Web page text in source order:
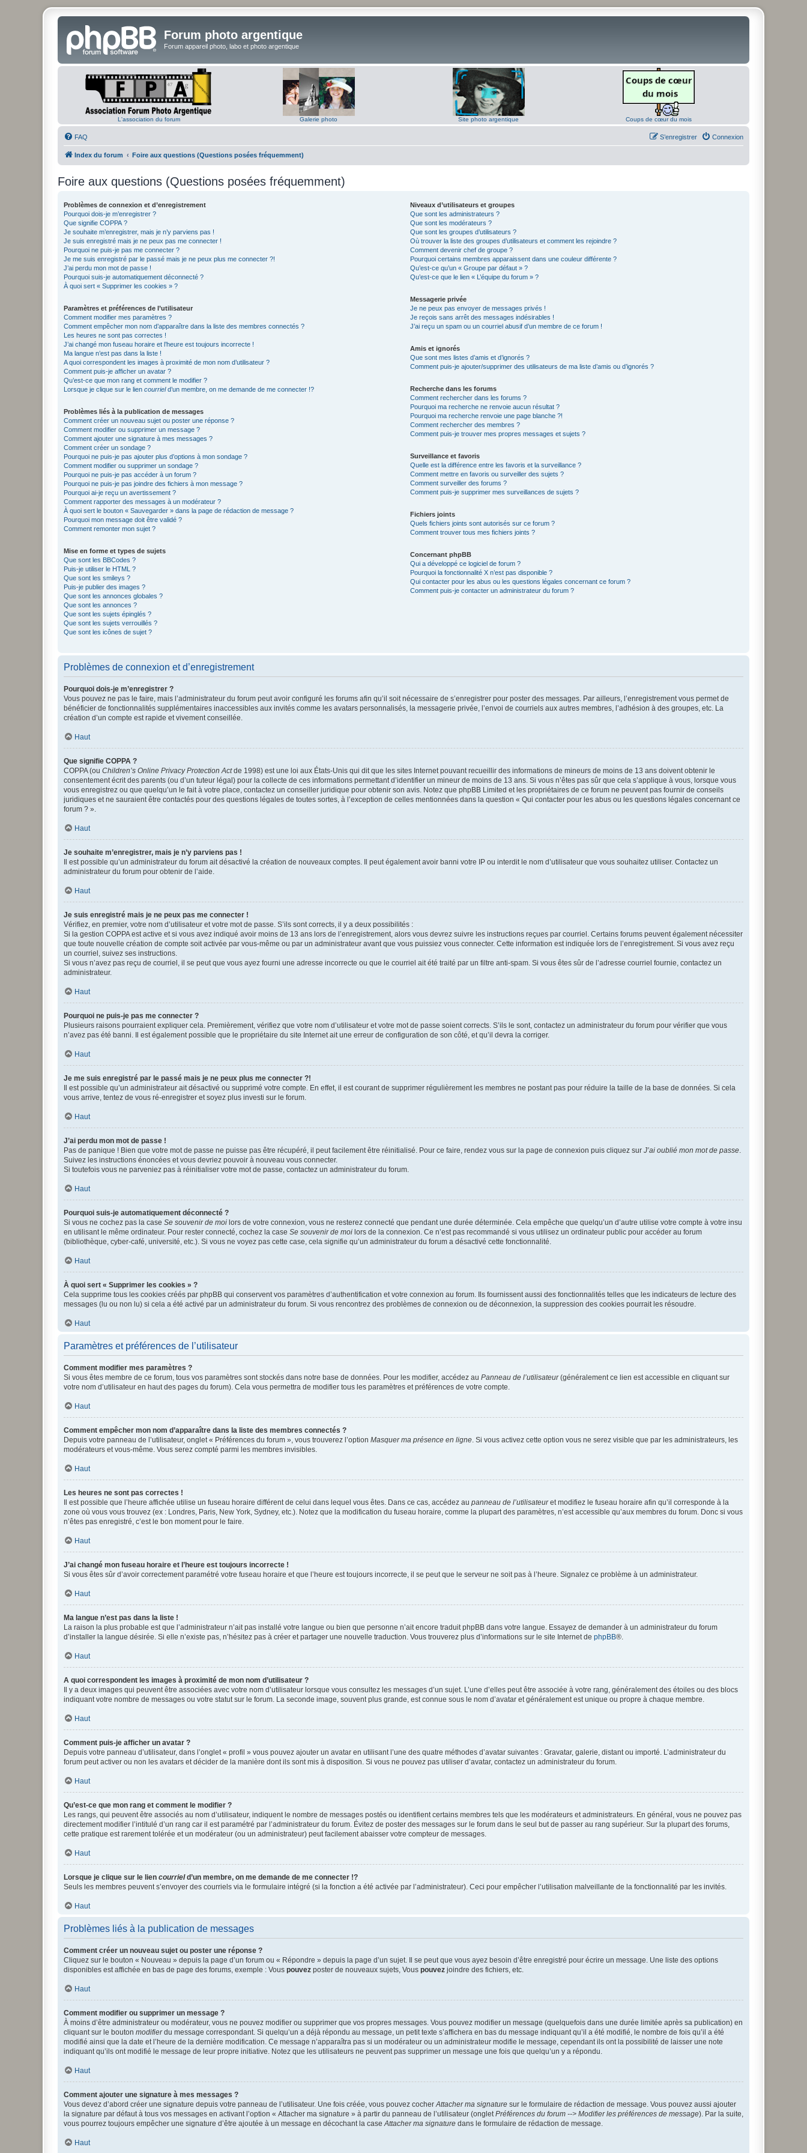
Forum photo argentique
Forum appareil photo, labo et photo argentique
L'association du forum Galerie photo Site photo argentique Coups de cœur du mois
FAQ Connexion
S’enregistrer
Index du forum Foire aux questions (Questions posées fréquemment)
Foire aux questions (Questions posées fréquemment)
Problèmes de connexion et d’enregistrement
Pourquoi dois-je m’enregistrer ?
Que signifie COPPA ?
Je souhaite m’enregistrer, mais je n’y parviens pas !
Je suis enregistré mais je ne peux pas me connecter !
Pourquoi ne puis-je pas me connecter ?
Je me suis enregistré par le passé mais je ne peux plus me connecter ?!
J’ai perdu mon mot de passe !
Pourquoi suis-je automatiquement déconnecté ?
À quoi sert « Supprimer les cookies » ?
Paramètres et préférences de l’utilisateur
Comment modifier mes paramètres ?
Comment empêcher mon nom d’apparaître dans la liste des membres connectés ?
Les heures ne sont pas correctes !
J’ai changé mon fuseau horaire et l’heure est toujours incorrecte !
Ma langue n’est pas dans la liste !
A quoi correspondent les images à proximité de mon nom d’utilisateur ?
Comment puis-je afficher un avatar ?
Qu’est-ce que mon rang et comment le modifier ?
Lorsque je clique sur le lien courrield’un membre, on me demande de me connecter !?
Problèmes liés à la publication de messages
Comment créer un nouveau sujet ou poster une réponse ?
Comment modifier ou supprimer un message ?
Comment ajouter une signature à mes messages ?
Comment créer un sondage ?
Pourquoi ne puis-je pas ajouter plus d’options à mon sondage ?
Comment modifier ou supprimer un sondage ?
Pourquoi ne puis-je pas accéder à un forum ?
Pourquoi ne puis-je pas joindre des fichiers à mon message ?
Pourquoi ai-je reçu un avertissement ?
Comment rapporter des messages à un modérateur ?
À quoi sert le bouton « Sauvegarder » dans la page de rédaction de message ?
Pourquoi mon message doit être validé ?
Comment remonter mon sujet ?
Mise en forme et types de sujets
Que sont les BBCodes ?
Puis-je utiliser le HTML ?
Que sont les smileys ?
Puis-je publier des images ?
Que sont les annonces globales ?
Que sont les annonces ?
Que sont les sujets épinglés ?
Que sont les sujets verrouillés ?
Que sont les icônes de sujet ?
Niveaux d’utilisateurs et groupes
Que sont les administrateurs ?
Que sont les modérateurs ?
Que sont les groupes d’utilisateurs ?
Où trouver la liste des groupes d’utilisateurs et comment les rejoindre ?
Comment devenir chef de groupe ?
Pourquoi certains membres apparaissent dans une couleur différente ?
Qu’est-ce qu’un « Groupe par défaut » ?
Qu’est-ce que le lien « L’équipe du forum » ?
Messagerie privée
Je ne peux pas envoyer de messages privés !
Je reçois sans arrêt des messages indésirables !
J’ai reçu un spam ou un courriel abusif d’un membre de ce forum !
Amis et ignorés
Que sont mes listes d’amis et d’ignorés ?
Comment puis-je ajouter/supprimer des utilisateurs de ma liste d’amis ou d’ignorés ?
Recherche dans les forums
Comment rechercher dans les forums ?
Pourquoi ma recherche ne renvoie aucun résultat ?
Pourquoi ma recherche renvoie une page blanche ?!
Comment rechercher des membres ?
Comment puis-je trouver mes propres messages et sujets ?
Surveillance et favoris
Quelle est la différence entre les favoris et la surveillance ?
Comment mettre en favoris ou surveiller des sujets ?
Comment surveiller des forums ?
Comment puis-je supprimer mes surveillances de sujets ?
Fichiers joints
Quels fichiers joints sont autorisés sur ce forum ?
Comment trouver tous mes fichiers joints ?
Concernant phpBB
Qui a développé ce logiciel de forum ?
Pourquoi la fonctionnalité X n’est pas disponible ?
Qui contacter pour les abus ou les questions légales concernant ce forum ?
Comment puis-je contacter un administrateur du forum ?
Problèmes de connexion et d’enregistrement
Pourquoi dois-je m’enregistrer ?
Vous pouvez ne pas le faire, mais l’administrateur du forum peut avoir configuré les forums afin qu’il soit nécessaire de s’enregistrer pour poster des messages. Par ailleurs, l’enregistrement vous permet de
bénéficier de fonctionnalités supplémentaires inaccessibles aux invités comme les avatars personnalisés, la messagerie privée, l’envoi de courriels aux autres membres, l’adhésion à des groupes, etc. La
création d’un compte est rapide et vivement conseillée.
Haut
Que signifie COPPA ?
COPPA (ou Children’s Online Privacy Protection Actde 1998) est une loi aux États-Unis qui dit que les sites Internet pouvant recueillir des informations de mineurs de moins de 13 ans doivent obtenir le
consentement écrit des parents (ou d’un tuteur légal) pour la collecte de ces informations permettant d’identifier un mineur de moins de 13 ans. Si vous n’êtes pas sûr que cela s’applique à vous, lorsque vous
vous enregistrez ou que quelqu’un le fait à votre place, contactez un conseiller juridique pour obtenir son avis. Notez que phpBB Limited et les propriétaires de ce forum ne peuvent pas fournir de conseils
juridiques et ne sauraient être contactés pour des questions légales de toutes sortes, à l’exception de celles mentionnées dans la question « Qui contacter pour les abus ou les questions légales concernant ce
forum ? ».
Haut
Je souhaite m’enregistrer, mais je n’y parviens pas !
Il est possible qu’un administrateur du forum ait désactivé la création de nouveaux comptes. Il peut également avoir banni votre IP ou interdit le nom d’utilisateur que vous souhaitez utiliser. Contactez un
administrateur du forum pour obtenir de l’aide.
Haut
Je suis enregistré mais je ne peux pas me connecter !
Vérifiez, en premier, votre nom d’utilisateur et votre mot de passe. S’ils sont corrects, il y a deux possibilités :
Si la gestion COPPA est active et si vous avez indiqué avoir moins de 13 ans lors de l’enregistrement, alors vous devrez suivre les instructions reçues par courriel. Certains forums peuvent également nécessiter
que toute nouvelle création de compte soit activée par vous-même ou par un administrateur avant que vous puissiez vous connecter. Cette information est indiquée lors de l’enregistrement. Si vous avez reçu
un courriel, suivez ses instructions.
Si vous n’avez pas reçu de courriel, il se peut que vous ayez fourni une adresse incorrecte ou que le courriel ait été traité par un filtre anti-spam. Si vous êtes sûr de l’adresse courriel fournie, contactez un
administrateur.
Haut
Pourquoi ne puis-je pas me connecter ?
Plusieurs raisons pourraient expliquer cela. Premièrement, vérifiez que votre nom d’utilisateur et votre mot de passe soient corrects. S’ils le sont, contactez un administrateur du forum pour vérifier que vous
n’avez pas été banni. Il est également possible que le propriétaire du site Internet ait une erreur de configuration de son côté, et qu’il devra la corriger.
Haut
Je me suis enregistré par le passé mais je ne peux plus me connecter ?!
Il est possible qu’un administrateur ait désactivé ou supprimé votre compte. En effet, il est courant de supprimer régulièrement les membres ne postant pas pour réduire la taille de la base de données. Si cela
vous arrive, tentez de vous ré-enregistrer et soyez plus investi sur le forum.
Haut
J’ai perdu mon mot de passe !
Pas de panique ! Bien que votre mot de passe ne puisse pas être récupéré, il peut facilement être réinitialisé. Pour ce faire, rendez vous sur la page de connexion puis cliquez sur J’ai oublié mon mot de passe
Suivez les instructions énoncées et vous devriez pouvoir à nouveau vous connecter.
Si toutefois vous ne parveniez pas à réinitialiser votre mot de passe, contactez un administrateur du forum.
Haut
Pourquoi suis-je automatiquement déconnecté ?
Si vous ne cochez pas la case Se souvenir de moi lors de votre connexion, vous ne resterez connecté que pendant une durée déterminée. Cela empêche que quelqu’un d’autre utilise votre compte à votre insu
en utilisant le même ordinateur. Pour rester connecté, cochez la case Se souvenir de moi lors de la connexion. Ce n’est pas recommandé si vous utilisez un ordinateur public pour accéder au forum
(bibliothèque, cyber-café, université, etc.). Si vous ne voyez pas cette case, cela signifie qu’un administrateur du forum a désactivé cette fonctionnalité.
Haut
À quoi sert « Supprimer les cookies » ?
Cela supprime tous les cookies créés par phpBB qui conservent vos paramètres d’authentification et votre connexion au forum. Ils fournissent aussi des fonctionnalités telles que les indicateurs de lecture des
messages (lu ou non lu) si cela a été activé par un administrateur du forum. Si vous rencontrez des problèmes de connexion ou de déconnexion, la suppression des cookies pourrait les résoudre.
Haut
Paramètres et préférences de l’utilisateur
Comment modifier mes paramètres ?
Si vous êtes membre de ce forum, tous vos paramètres sont stockés dans notre base de données. Pour les modifier, accédez au Panneau de l’utilisateur(généralement ce lien est accessible en cliquant sur
votre nom d’utilisateur en haut des pages du forum). Cela vous permettra de modifier tous les paramètres et préférences de votre compte.
Haut
Comment empêcher mon nom d’apparaître dans la liste des membres connectés ?
Depuis votre panneau de l’utilisateur, onglet « Préférences du forum », vous trouverez l’option Masquer ma présence en ligne . Si vous activez cette option vous ne serez visible que par les administrateurs, les
modérateurs et vous-même. Vous serez compté parmi les membres invisibles.
Haut
Les heures ne sont pas correctes !
Il est possible que l’heure affichée utilise un fuseau horaire différent de celui dans lequel vous êtes. Dans ce cas, accédez au panneau de l’utilisateuret modifiez le fuseau horaire afin qu’il corresponde à la
zone où vous vous trouvez (ex : Londres, Paris, New York, Sydney, etc.). Notez que la modification du fuseau horaire, comme la plupart des paramètres, n’est accessible qu’aux membres du forum. Donc si vous
n’êtes pas enregistré, c’est le bon moment pour le faire.
Haut
J’ai changé mon fuseau horaire et l’heure est toujours incorrecte !
Si vous êtes sûr d’avoir correctement paramétré votre fuseau horaire et que l’heure est toujours incorrecte, il se peut que le serveur ne soit pas à l’heure. Signalez ce problème à un administrateur.
Haut
Ma langue n’est pas dans la liste !
La raison la plus probable est que l’administrateur n’ait pas installé votre langue ou bien que personne n’ait encore traduit phpBB dans votre langue. Essayez de demander à un administrateur du forum
d’installer la langue désirée. Si elle n’existe pas, n’hésitez pas à créer et partager une nouvelle traduction. Vous trouverez plus d’informations sur le site Internet de phpBB®.
Haut
A quoi correspondent les images à proximité de mon nom d’utilisateur ?
Il y a deux images qui peuvent être associées avec votre nom d’utilisateur lorsque vous consultez les messages d’un sujet. L’une d’elles peut être associée à votre rang, généralement des étoiles ou des blocs
indiquant votre nombre de messages ou votre statut sur le forum. La seconde image, souvent plus grande, est connue sous le nom d’avatar et généralement est unique ou propre à chaque membre.
Haut
Comment puis-je afficher un avatar ?
Depuis votre panneau d’utilisateur, dans l’onglet « profil » vous pouvez ajouter un avatar en utilisant l’une des quatre méthodes d’avatar suivantes : Gravatar, galerie, distant ou importé. L’administrateur du
forum peut activer ou non les avatars et décider de la manière dont ils sont mis à disposition. Si vous ne pouvez pas utiliser d’avatar, contactez un administrateur du forum.
Haut
Qu’est-ce que mon rang et comment le modifier ?
Les rangs, qui peuvent être associés au nom d’utilisateur, indiquent le nombre de messages postés ou identifient certains membres tels que les modérateurs et administrateurs. En général, vous ne pouvez pas
directement modifier l’intitulé d’un rang car il est paramétré par l’administrateur du forum. Évitez de poster des messages sur le forum dans le seul but de passer au rang supérieur. Sur la plupart des forums,
cette pratique est rarement tolérée et un modérateur (ou un administrateur) peut facilement abaisser votre compteur de messages.
Haut
Lorsque je clique sur le lien courrield’un membre, on me demande de me connecter !?
Seuls les membres peuvent s’envoyer des courriels via le formulaire intégré (si la fonction a été activée par l’administrateur). Ceci pour empêcher l’utilisation malveillante de la fonctionnalité par les invités.
Haut
Problèmes liés à la publication de messages
Comment créer un nouveau sujet ou poster une réponse ?
Cliquez sur le bouton « Nouveau » depuis la page d’un forum ou « Répondre » depuis la page d’un sujet. Il se peut que vous ayez besoin d’être enregistré pour écrire un message. Une liste des options
disponibles est affichée en bas de page des forums, exemple : Vous pouvez poster de nouveaux sujets, Vous pouvez joindre des fichiers, etc.
Haut
Comment modifier ou supprimer un message ?
À moins d’être administrateur ou modérateur, vous ne pouvez modifier ou supprimer que vos propres messages. Vous pouvez modifier un message (quelquefois dans une durée limitée après sa publication) en
cliquant sur le bouton modifierdu message correspondant. Si quelqu’un a déjà répondu au message, un petit texte s’affichera en bas du message indiquant qu’il a été modifié, le nombre de fois qu’il a été
modifié ainsi que la date et l’heure de la dernière modification. Ce message n’apparaîtra pas si un modérateur ou un administrateur modifie le message, cependant ils ont la possibilité de laisser une note
indiquant qu’ils ont modifié le message de leur propre initiative. Notez que les utilisateurs ne peuvent pas supprimer un message une fois que quelqu’un y a répondu.
Haut
Comment ajouter une signature à mes messages ?
Vous devez d’abord créer une signature depuis votre panneau de l’utilisateur. Une fois créée, vous pouvez cocher Attacher ma signature sur le formulaire de rédaction de message. Vous pouvez aussi ajouter
la signature par défaut à tous vos messages en activant l’option « Attacher ma signature » à partir du panneau de l’utilisateur (onglet Préférences du forum --> Modifier les préférences de message). Par la suite,
vous pourrez toujours empêcher une signature d’être ajoutée à un message en décochant la case Attacher ma signature dans le formulaire de rédaction de message.
Haut